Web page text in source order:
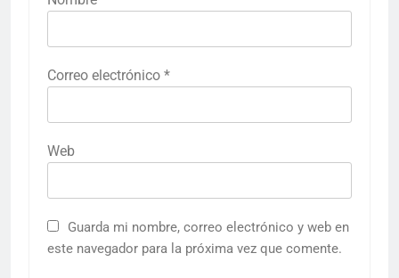
Correo electrónico *
Web
Guarda mi nombre, correo electrónico y web en
este navegador para la próxima vez que comente.